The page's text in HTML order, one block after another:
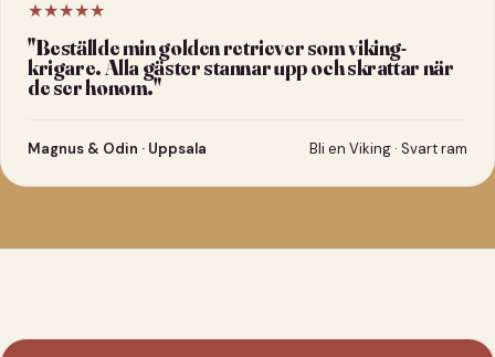
★★★★★
"Beställde min golden retriever som viking-
krigare. Alla gäster stannar upp och skrattar när
de ser honom."
Magnus & Odin · Uppsala Bli en Viking · Svart ram